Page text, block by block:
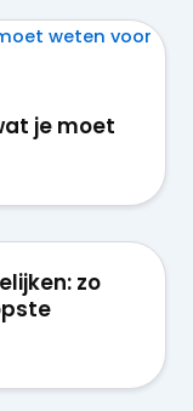
je moet
zo